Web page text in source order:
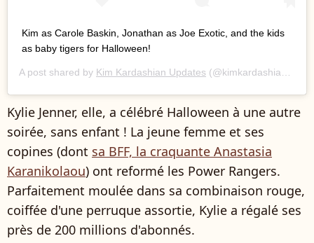
Kim as Carole Baskin, Jonathan as Joe Exotic, and the kids
as baby tigers for Halloween!
A post shared by Kim Kardashian Updates (@kimkardashiansnap) on
Kylie Jenner, elle, a célébré Halloween à une autre
soirée, sans enfant ! La jeune femme et ses
copines (dont sa BFF, la craquante Anastasia
Karanikolaou) ont reformé les Power Rangers.
Parfaitement moulée dans sa combinaison rouge,
coiffée d'une perruque assortie, Kylie a régalé ses
près de 200 millions d'abonnés.